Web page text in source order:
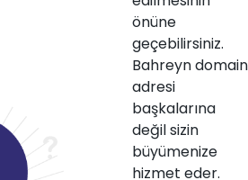
önüne
geçebilirsiniz.
Bahreyn domain
adresi
başkalarına
değil sizin
büyümenize
hizmet eder.